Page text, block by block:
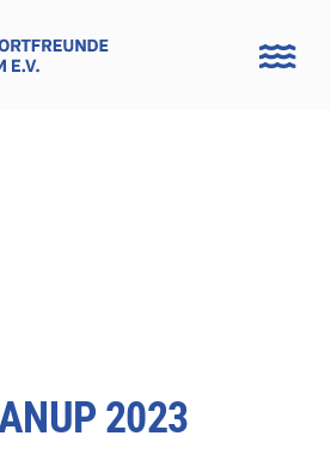
2023